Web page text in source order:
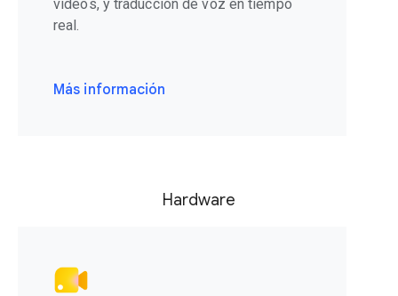
vídeos, y traducción de voz en tiempo
real.
Más información
Hardware